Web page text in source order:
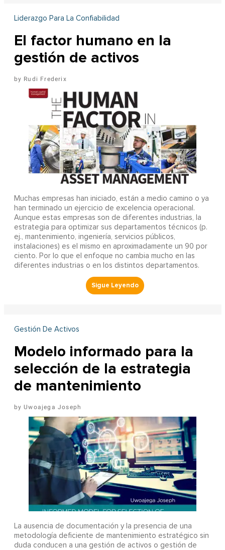
Liderazgo Para La Confiabilidad
El factor humano en la
gestión de activos
Rudi Frederix
Muchas empresas han iniciado, están a medio camino o ya
han terminado un ejercicio de excelencia operacional.
Aunque estas empresas son de diferentes industrias, la
estrategia para optimizar sus departamentos técnicos (p.
ej., mantenimiento, ingeniería, servicios públicos,
instalaciones) es el mismo en aproximadamente un 90 por
ciento. Por lo que el enfoque no cambia mucho en las
diferentes industrias o en los distintos departamentos.
Gestión De Activos
Modelo informado para la
selección de la estrategia
de mantenimiento
Uwoajega Joseph
La ausencia de documentación y la presencia de una
metodología deficiente de mantenimiento estratégico sin
duda conducen a una gestión de activos o gestión de